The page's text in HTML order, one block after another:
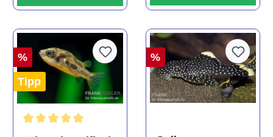
%
Tipp
Durchschnittliche Bewertung von 5 von 5 Sternen
%